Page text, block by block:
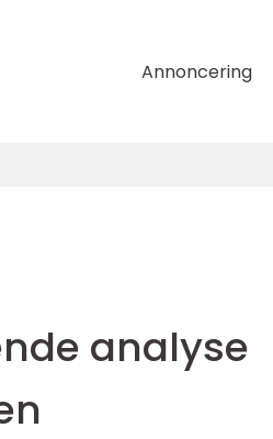
Annoncering
analyse